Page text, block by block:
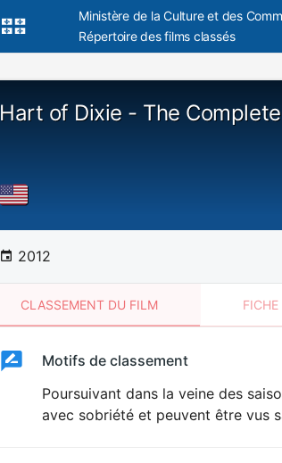
Ministère de la Culture et des
Répertoire des films classés
Hart of Dixie - The
2012
CLASSEMENT DU FILM
ClassementClassement
Motifs de classement
Poursuivant dans la veine des
avec sobriété et peuvent être vus